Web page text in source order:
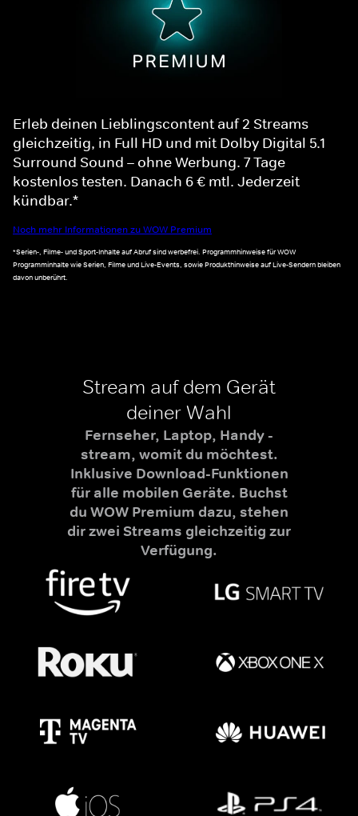
Erleb deinen Lieblingscontent auf 2 Streams
gleichzeitig, in Full HD und mit Dolby Digital 5.1
Surround Sound – ohne Werbung. 7 Tage
kostenlos testen. Danach 6 € mtl. Jederzeit
kündbar.*
Noch mehr Informationen zu WOW Premium
*Serien-, Filme- und Sport-Inhalte auf Abruf sind werbefrei. Programmhinweise für WOW
Programminhalte wie Serien, Filme und Live-Events, sowie Produkthinweise auf Live-Sendern bleiben
davon unberührt.
Stream auf dem Gerät
deiner Wahl
Fernseher, Laptop, Handy -
stream, womit du möchtest.
Inklusive Download-Funktionen
für alle mobilen Geräte. Buchst
du WOW Premium dazu, stehen
dir zwei Streams gleichzeitig zur
Verfügung.